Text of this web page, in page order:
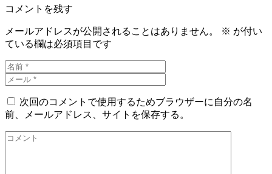
コメントを残す
メールアドレスが公開されることはありません。 ※ が付い
ている欄は必須項目です
次回のコメントで使用するためブラウザーに自分の名
前、メールアドレス、サイトを保存する。